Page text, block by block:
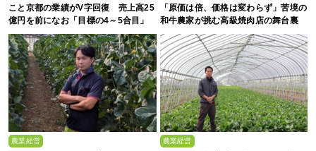
こと京都の業績がV字回復 売上高25
億円を前になお「目標の4～5合目」
「原価は倍、価格は変わらず」苦境の
和牛農家が挑む高級焼肉店の舞台裏
農業経営 農業経営